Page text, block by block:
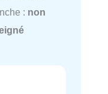
: non